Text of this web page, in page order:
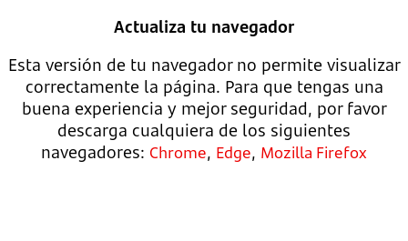
Actualiza tu navegador
Esta versión de tu navegador no permite visualizar
correctamente la página. Para que tengas una
buena experiencia y mejor seguridad, por favor
descarga cualquiera de los siguientes
navegadores: Chrome, Edge, Mozilla Firefox